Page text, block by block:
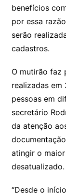
benefícios
por essa
serão
cadastros.
O mutirão faz
realizadas em
pessoas em
secretário
da atenção
atingir o
desatualizado.
“Desde o